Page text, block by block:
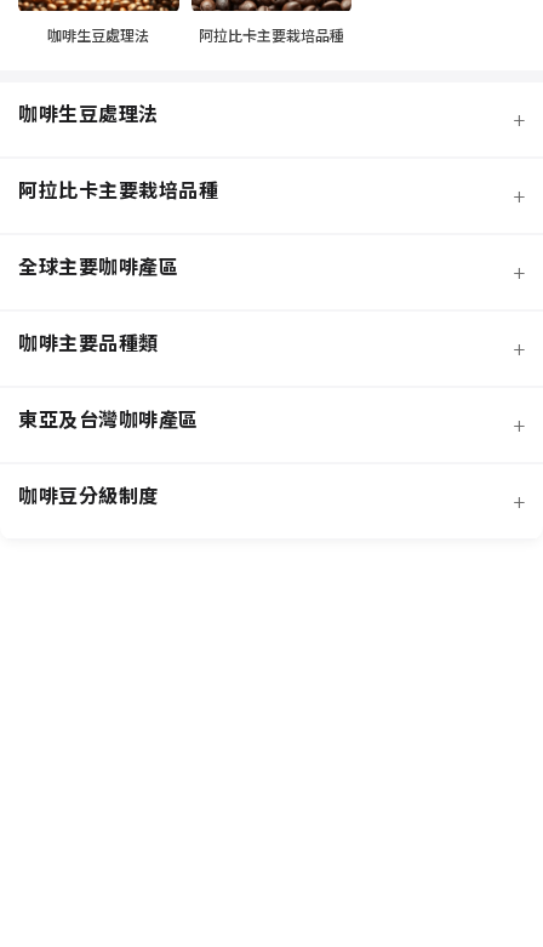
咖啡生豆處理法 阿拉比卡主要栽培品種
咖啡生豆處理法 +
阿拉比卡主要栽培品種 +
全球主要咖啡產區 +
咖啡主要品種類 +
東亞及台灣咖啡產區 +
咖啡豆分級制度 +